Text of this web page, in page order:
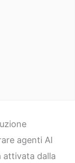
agenti AI
attivata dalla